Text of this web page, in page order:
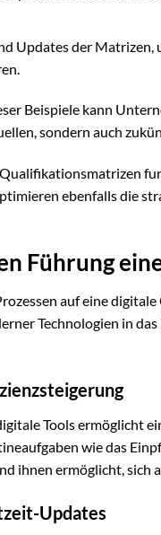
Updates der
Beispiele kann
sondern auch
ebenfalls die
Führung
auf eine
Technologien in
Tools ermöglicht
wie das
ihnen ermöglicht, sich
Updates